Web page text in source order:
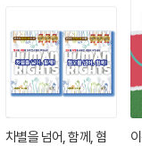
차별을 넘어, 함께, 혐